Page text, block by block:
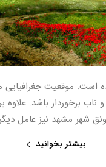
است. موقعیت
برخوردار باشد. علاوه
شهر مشهد نیز عامل
بیشتر بخوانید